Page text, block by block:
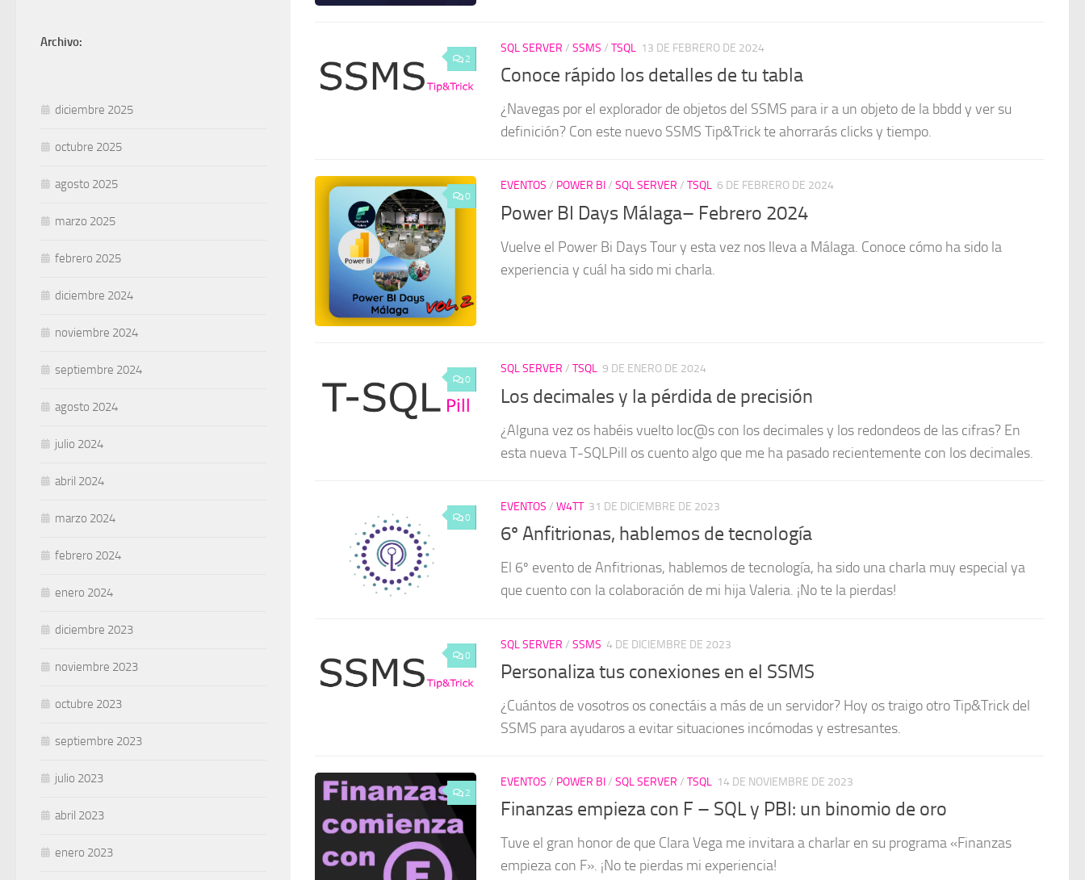
2
SQL SERVER / SSMS / TSQL 13 DE FEBRERO DE 2024
Conoce rápido los detalles de tu tabla
¿Navegas por el explorador de objetos del SSMS para ir a un objeto de la bbdd y ver su
definición? Con este nuevo SSMS Tip&Trick te ahorrarás clicks y tiempo.
0
EVENTOS / POWER BI/ SQL SERVER / TSQL 6 DE FEBRERO DE 2024
Power BI Days Málaga– Febrero 2024
Vuelve el Power Bi Days Tour y esta vez nos lleva a Málaga. Conoce cómo ha sido la
experiencia y cuál ha sido mi charla.
0
SQL SERVER / TSQL 9 DE ENERO DE 2024
Los decimales y la pérdida de precisión
¿Alguna vez os habéis vuelto loc@s con los decimales y los redondeos de las cifras? En
esta nueva T-SQLPill os cuento algo que me ha pasado recientemente con los decimales.
0
EVENTOS / W4TT 31 DE DICIEMBRE DE 2023
6º Anfitrionas, hablemos de tecnología
El 6º evento de Anfitrionas, hablemos de tecnología, ha sido una charla muy especial ya
que cuento con la colaboración de mi hija Valeria. ¡No te la pierdas!
0
SQL SERVER / SSMS 4 DE DICIEMBRE DE 2023
Personaliza tus conexiones en el SSMS
¿Cuántos de vosotros os conectáis a más de un servidor? Hoy os traigo otro Tip&Trick del
SSMS para ayudaros a evitar situaciones incómodas y estresantes.
2
EVENTOS / POWER BI/ SQL SERVER / TSQL 14 DE NOVIEMBRE DE 2023
Finanzas empieza con F – SQL y PBI: un binomio de oro
Tuve el gran honor de que Clara Vega me invitara a charlar en su programa «Finanzas
empieza con F». ¡No te pierdas mi experiencia!
Archivo:
diciembre 2025
octubre 2025
agosto 2025
marzo 2025
febrero 2025
diciembre 2024
noviembre 2024
septiembre 2024
agosto 2024
julio 2024
abril 2024
marzo 2024
febrero 2024
enero 2024
diciembre 2023
noviembre 2023
octubre 2023
septiembre 2023
julio 2023
abril 2023
enero 2023